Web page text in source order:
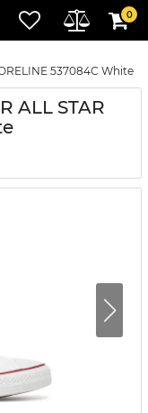
0
537084C White
ALL STAR